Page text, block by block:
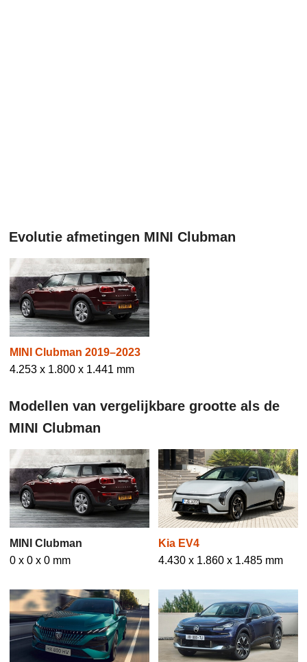
Evolutie afmetingen MINI Clubman
MINI Clubman 2019–2023
4.253 x 1.800 x 1.441 mm
Modellen van vergelijkbare grootte als de
MINI Clubman
MINI Clubman
0 x 0 x 0 mm
Kia EV4
4.430 x 1.860 x 1.485 mm